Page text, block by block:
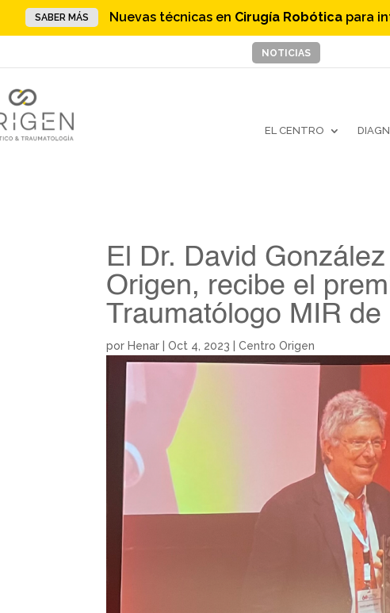
SABER MÁS Nuevas técnicas en Cirugía Robótica para
NOTICIAS
EL CENTRO
El Dr. David
Origen, recibe el
Traumatólogo MIR de
por Henar |Oct 4, 2023 |Centro Origen